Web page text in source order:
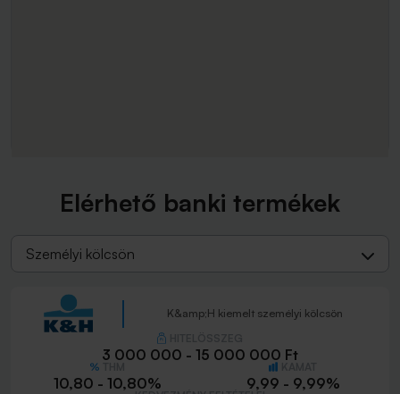
Elérhető banki termékek
Személyi kölcsön
K&amp;H kiemelt személyi kölcsön
3 000 000 - 15 000 000 Ft
10,80 - 10,80% 9,99 - 9,99%